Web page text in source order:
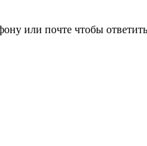
или почте чтобы